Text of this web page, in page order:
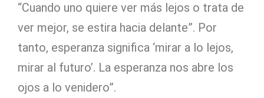
“Cuando uno quiere ver más lejos o trata de
ver mejor, se estira hacia delante”. Por
tanto, esperanza significa ‘mirar a lo lejos,
mirar al futuro’. La esperanza nos abre los
ojos a lo venidero”.